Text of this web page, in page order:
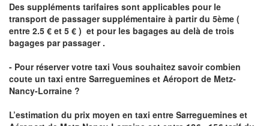
Des suppléments tarifaires sont applicables pour le
transport de passager supplémentaire à partir du 5ème (
entre 2.5 € et 5 € ) et pour les bagages au delà de trois
bagages par passager .
- Pour réserver votre taxi Vous souhaitez savoircombien
coute un taxi entre Sarreguemines et Aéroport de Metz-
Nancy-Lorraine ?
L’estimation du prix moyen en taxi entre Sarreguemines et